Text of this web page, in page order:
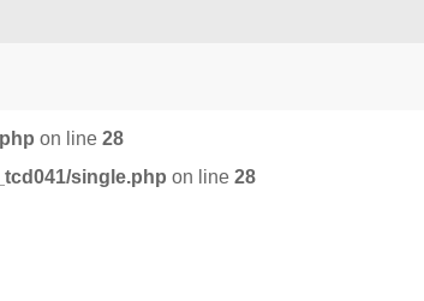
on line 28
single.php on line 28